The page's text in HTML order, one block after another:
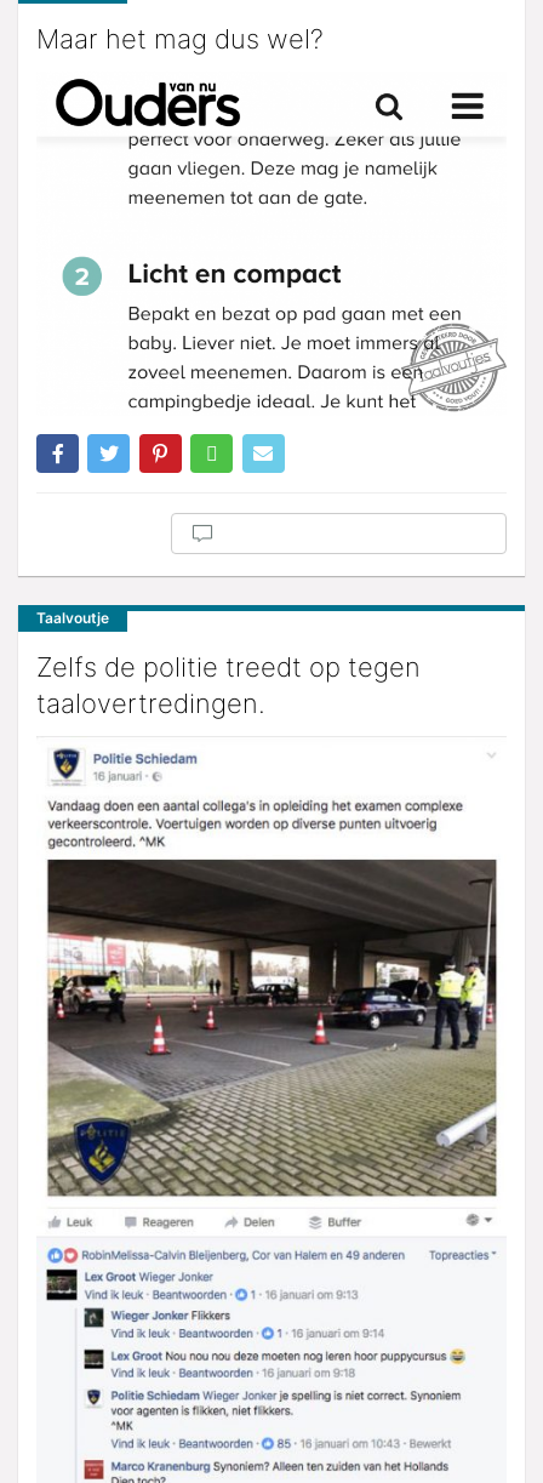
Maar het mag dus wel?
Taalvoutje
Zelfs de politie treedt op tegen
taalovertredingen.